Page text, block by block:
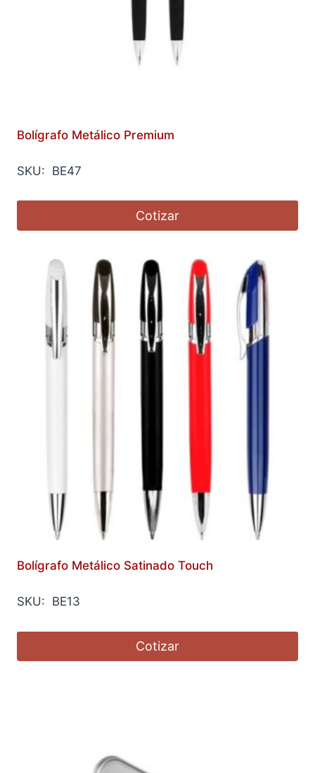
Bolígrafo Metálico Premium
SKU: BE47
Cotizar
Bolígrafo Metálico Satinado Touch
SKU: BE13
Cotizar